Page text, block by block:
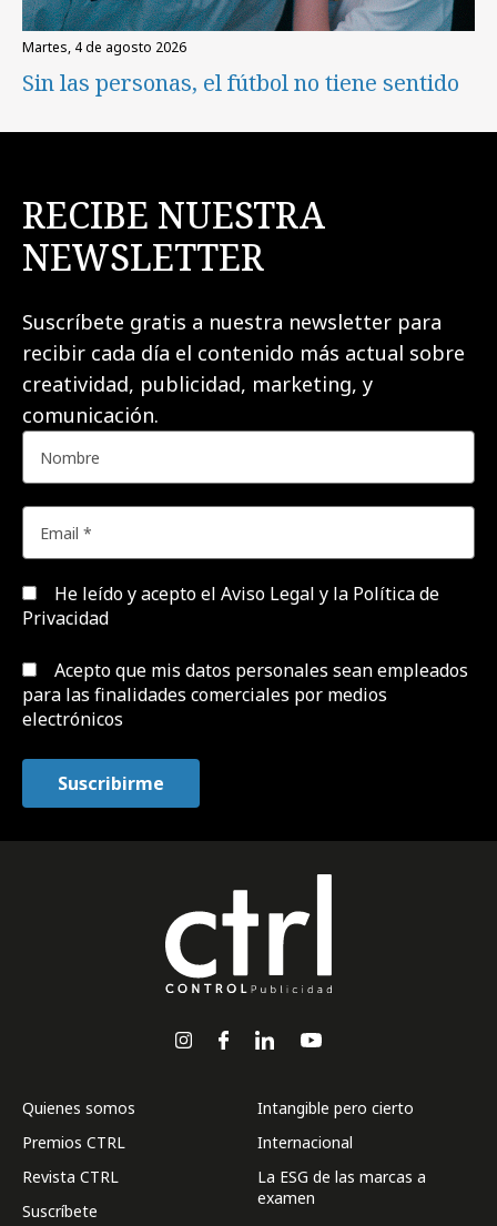
martes, 4 de agosto 2026
Sin las personas, el fútbol no tiene sentido
RECIBE NUESTRA
NEWSLETTER
Suscríbete gratis a nuestra newsletter para
recibir cada día el contenido más actual sobre
creatividad, publicidad, marketing, y
comunicación.
He leído y acepto el Aviso Legal y la Política de
Privacidad
Acepto que mis datos personales sean empleados
para las finalidades comerciales por medios
electrónicos
Quienes somos
Premios CTRL
Revista CTRL
Suscríbete
Intangible pero cierto
Internacional
La ESG de las marcas a
examen